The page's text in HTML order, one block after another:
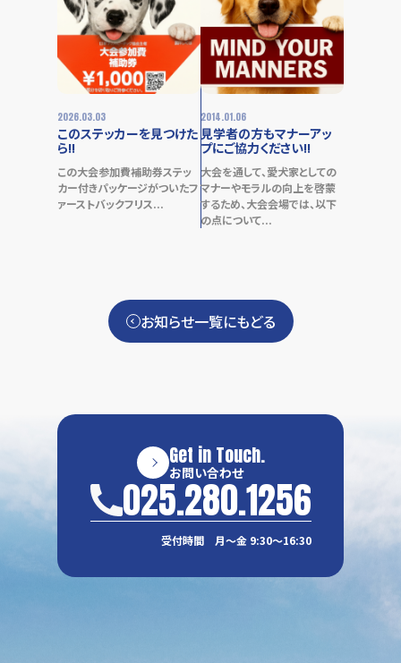
2026.03.03
このステッカーを見つけた
ら!!
この大会参加費補助券ステッ
カー付きパッケージがついたフ
ァーストバックフリス...
2014.01.06
見学者の方もマナーアッ
プにご協力ください!!
大会を通して、愛犬家としての
マナーやモラルの向上を啓蒙
するため、大会会場では、以下
の点について...
お知らせ一覧にもどる
Get in Touch.
お問い合わせ
025.280.1256
受付時間 月〜金 9:30〜16:30